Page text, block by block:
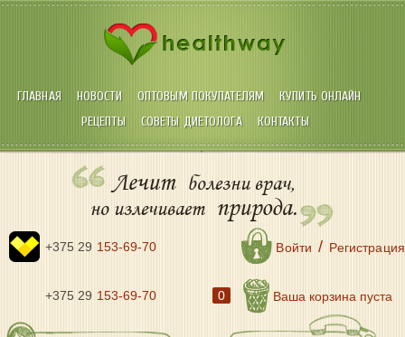
ГЛАВНАЯ НОВОСТИ ОПТОВЫМ ПОКУПАТЕЛЯМ
КУПИТЬ ОНЛАЙН
РЕЦЕПТЫ
СОВЕТЫ ДИЕТОЛОГА КОНТАКТЫ
+375 29 153-69-70
+375 29 153-69-70
Лечит болезни врач,
но излечивает природа.
Войти / Регистрация
0 Ваша корзина пуста